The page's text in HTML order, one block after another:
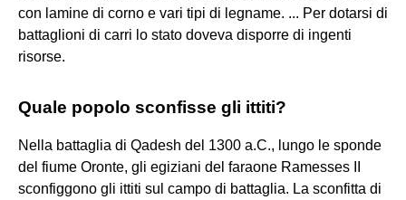
con lamine di corno e vari tipi di legname. ... Per dotarsi di
battaglioni di carri lo stato doveva disporre di ingenti
risorse.
Quale popolo sconfisse gli ittiti?
Nella battaglia di Qadesh del 1300 a.C., lungo le sponde
del fiume Oronte, gli egiziani del faraone Ramesses II
sconfiggono gli ittiti sul campo di battaglia. La sconfitta di